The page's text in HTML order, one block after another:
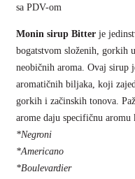
sa PDV-om
Monin sirup Bitter je
bogatstvom složenih, gorkih
neobičnih aroma. Ovaj sirup
aromatičnih biljaka, koji
gorkih i začinskih tonova.
arome daju specifičnu
*Negroni
*Americano
*Boulevardier